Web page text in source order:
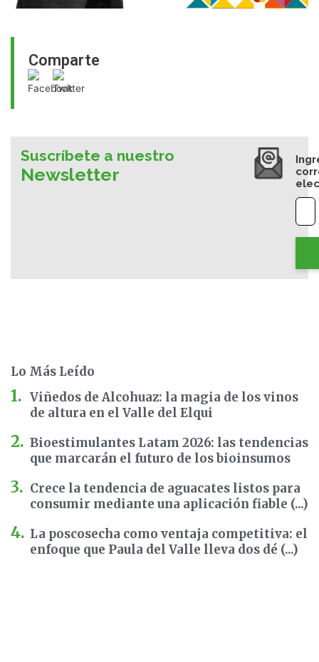
Comparte
Suscríbete a nuestro
Newsletter
Lo Más Leído
Viñedos de Alcohuaz: la magia de los vinos
de altura en el Valle del Elqui
Bioestimulantes Latam 2026: las tendencias
que marcarán el futuro de los bioinsumos
Crece la tendencia de aguacates listos para
consumir mediante una aplicación fiable (...)
La poscosecha como ventaja competitiva: el
enfoque que Paula del Valle lleva dos dé (...)